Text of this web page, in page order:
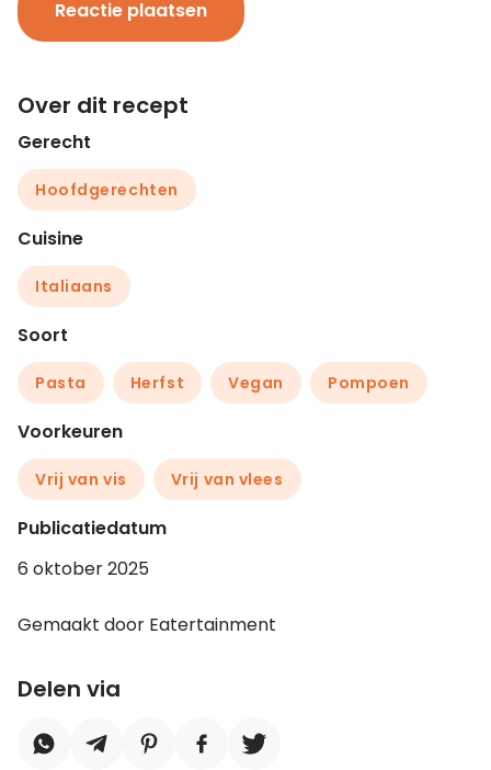
Reactie plaatsen
Over dit recept
Gerecht
Hoofdgerechten
Cuisine
Italiaans
Soort
Pasta Herfst Vegan Pompoen
Voorkeuren
Vrij van vis Vrij van vlees
Publicatiedatum
6 oktober 2025
Gemaakt door Eatertainment
Delen via